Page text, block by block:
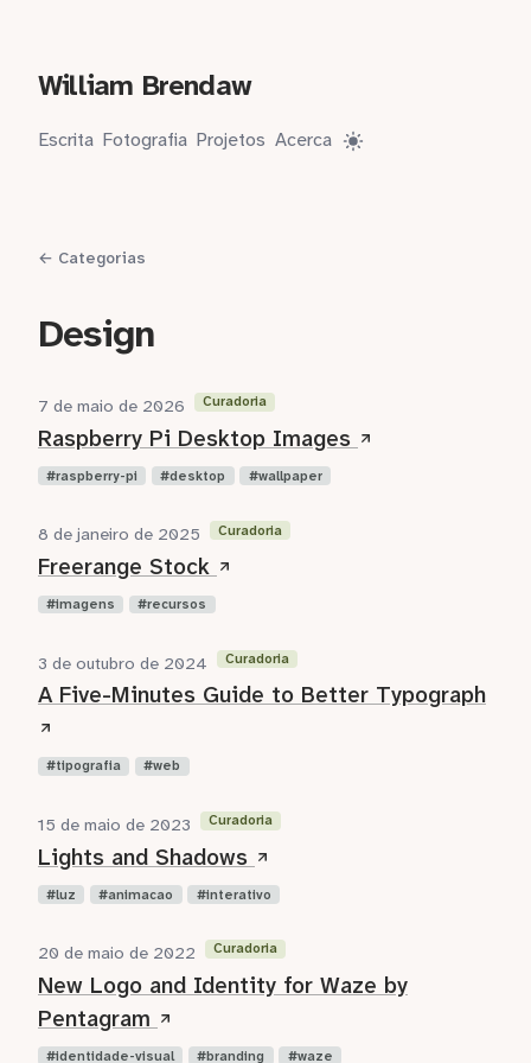
William Brendaw
Escrita Fotografia Projetos Acerca
← Categorias
Design
7 de maio de 2026 Curadoria
Raspberry Pi Desktop Images
raspberry-pi desktop wallpaper
8 de janeiro de 2025 Curadoria
Freerange Stock
imagens recursos
3 de outubro de 2024 Curadoria
A Five-Minutes Guide to Better Typograph
tipografia web
15 de maio de 2023 Curadoria
Lights and Shadows
luz animacao interativo
20 de maio de 2022 Curadoria
New Logo and Identity for Waze by
Pentagram
identidade-visual branding waze